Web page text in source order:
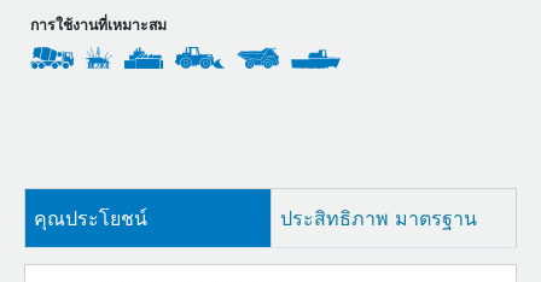
การใช้งานที่เหมาะสม
คุณประโยชน์ ประสิทธิภาพ มาตรฐาน